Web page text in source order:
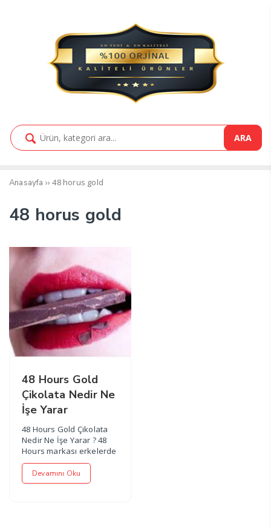
ARA
Anasayfa ››48 horus gold
48 horus gold
48 Hours Gold
Çikolata Nedir Ne
İşe Yarar
48 Hours Gold Çikolata
Nedir Ne İşe Yarar ? 48
Hours markası erkelerde
cinsel güç artırmaya y...
Devamını Oku